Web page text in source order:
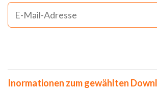
Inormationen zum gewählten